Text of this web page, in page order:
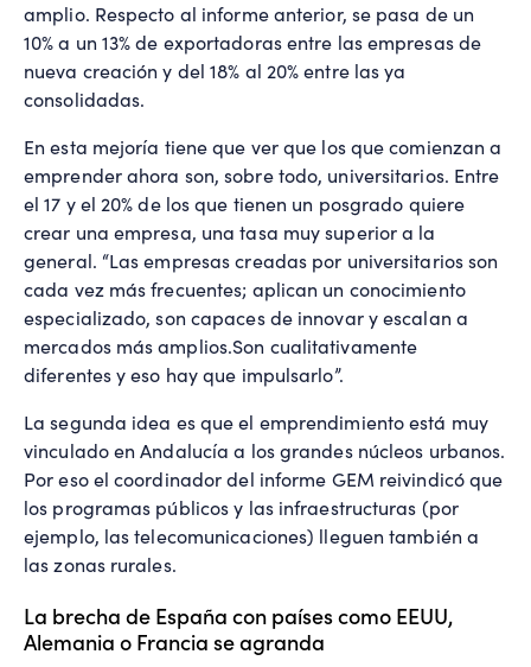
amplio. Respecto al informe anterior, se pasa de un
10% a un 13% de exportadoras entre las empresas de
nueva creación y del 18% al 20% entre las ya
consolidadas.
En esta mejoría tiene que ver que los que comienzan a
emprender ahora son, sobre todo, universitarios. Entre
el 17 y el 20% de los que tienen un posgrado quiere
crear una empresa, una tasa muy superior a la
general. “Las empresas creadas por universitarios son
cada vez más frecuentes; aplican un conocimiento
especializado, son capaces de innovar y escalan a
mercados más amplios.Son cualitativamente
diferentes y eso hay que impulsarlo”.
La segunda idea es que el emprendimiento está muy
vinculado en Andalucía a los grandes núcleos urbanos.
Por eso el coordinador del informe GEM reivindicó que
los programas públicos y las infraestructuras (por
ejemplo, las telecomunicaciones) lleguen también a
las zonas rurales.
La brecha de España con países como EEUU,
Alemania o Francia se agranda